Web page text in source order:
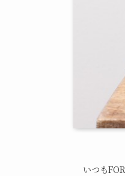
いつも